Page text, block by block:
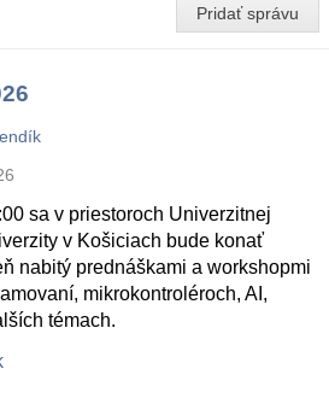
Pridať správu
sa v priestoroch Univerzitnej
v Košiciach bude konať
nabitý prednáškami a workshopmi
mikrokontroléroch, AI,
témach.